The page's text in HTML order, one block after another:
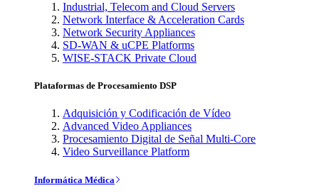
Industrial, Telecom and Cloud Servers
Network Interface & Acceleration Cards
Network Security Appliances
SD-WAN & uCPE Platforms
WISE-STACK Private Cloud
Plataformas de Procesamiento DSP
Adquisición y Codificación de Vídeo
Advanced Video Appliances
Procesamiento Digital de Señal Multi-Core
Video Surveillance Platform
Informática Médica